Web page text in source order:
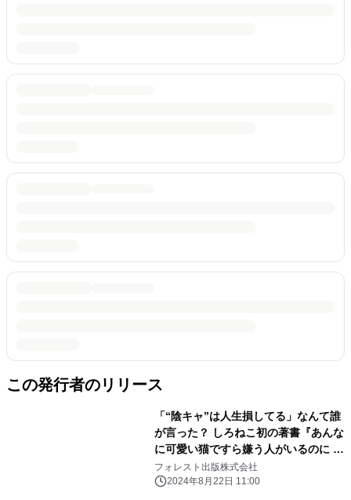
この発行者のリリース
「“陰キャ”は人生損してる」なんて誰
が言った？ しろねこ初の著書『あんな
に可愛い猫ですら嫌う人がいるのに み
んなから好かれようなんて不可能で
す。』刊行
フォレスト出版株式会社
2024年8月22日 11:00